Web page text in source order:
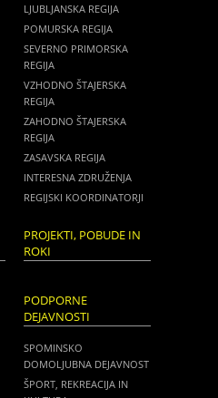
LJUBLJANSKA REGIJA
POMURSKA REGIJA
SEVERNO PRIMORSKA
REGIJA
VZHODNO ŠTAJERSKA
REGIJA
ZAHODNO ŠTAJERSKA
REGIJA
ZASAVSKA REGIJA
INTERESNA ZDRUŽENJA
REGIJSKI KOORDINATORJI
PROJEKTI, POBUDE IN
ROKI
PODPORNE
DEJAVNOSTI
SPOMINSKO
DOMOLJUBNA DEJAVNOST
ŠPORT, REKREACIJA IN